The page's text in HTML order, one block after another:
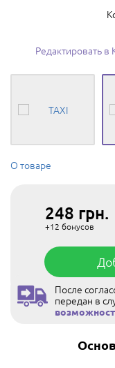
Редактировать в
О товаре
248 грн.
+12 бонусов
После
передан в